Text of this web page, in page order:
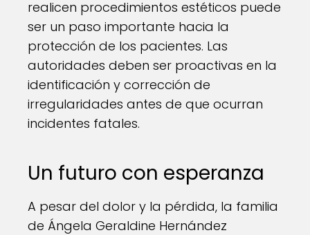
realicen procedimientos estéticos puede
ser un paso importante hacia la
protección de los pacientes. Las
autoridades deben ser proactivas en la
identificación y corrección de
irregularidades antes de que ocurran
incidentes fatales.
Un futuro con esperanza
A pesar del dolor y la pérdida, la familia
de Ángela Geraldine Hernández